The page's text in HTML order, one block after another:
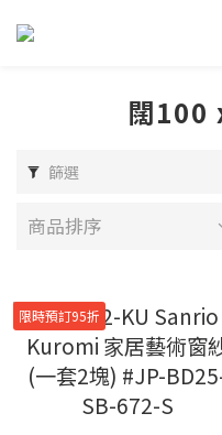
闊100
篩選
商品排序
限時預訂95折